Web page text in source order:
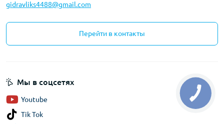
gidravliks4488@gmail.com
Перейти в контакты
Мы в соцсетях
Youtube
Tik Tok